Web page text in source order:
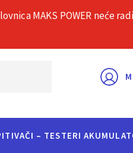
O nama
– TESTERI
MAKS POWER neće